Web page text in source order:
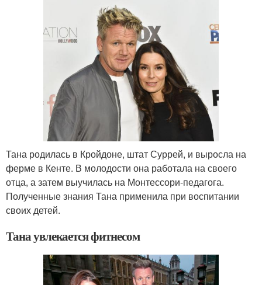
Тана родилась в Кройдоне, штат Суррей, и выросла на
ферме в Кенте. В молодости она работала на своего
отца, а затем выучилась на Монтессори-педагога.
Полученные знания Тана применила при воспитании
своих детей.
Тана увлекается фитнесом